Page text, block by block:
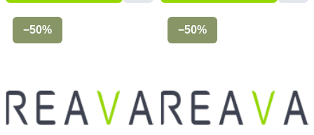
−50% −50%